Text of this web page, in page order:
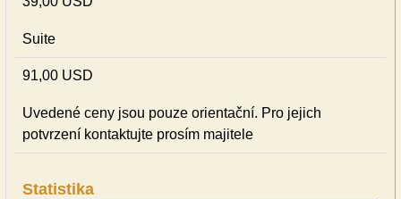
Suite
91,00 USD
Uvedené ceny jsou pouze orientační. Pro jejich
potvrzení kontaktujte prosím majitele
Statistika